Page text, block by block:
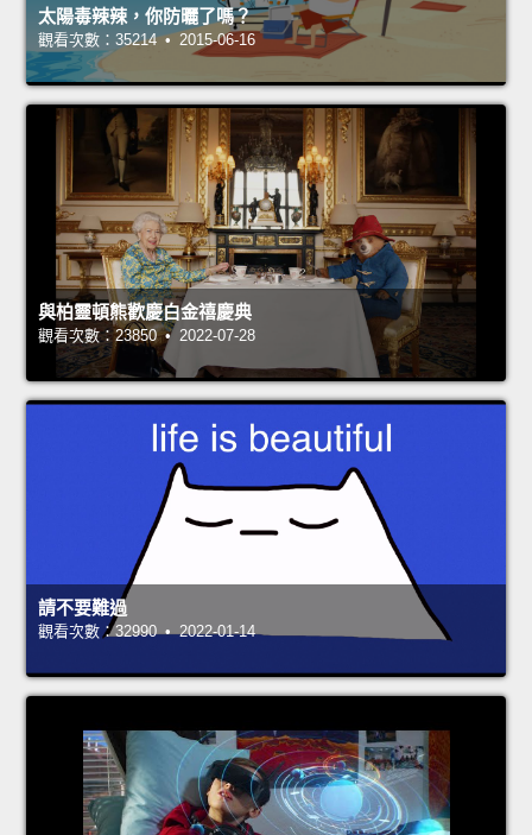
太陽毒辣辣，你防曬了嗎？
觀看次數：35214 • 2015-06-16
與柏靈頓熊歡慶白金禧慶典
觀看次數：23850 • 2022-07-28
請不要難過
觀看次數：32990 • 2022-01-14